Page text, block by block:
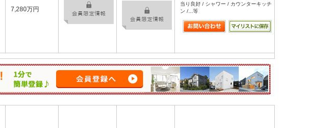
7,280万円
当り良好 / シャワー / カウンターキッチ
ン /...等